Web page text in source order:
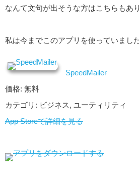
なんて文句が出そうな方はこちらもあ
私は今までこのアプリを使っていました
SpeedMailer
価格: 無料
カテゴリ: ビジネス, ユーティリティ
App Storeで詳細を見る